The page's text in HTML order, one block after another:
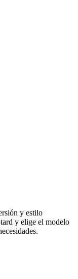
y estilo
y elige el modelo